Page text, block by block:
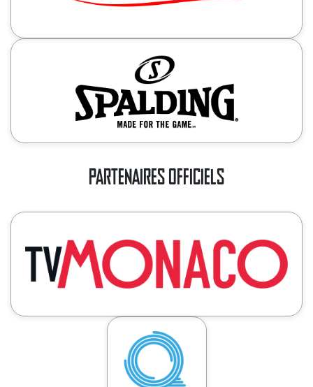
PARTENAIRES OFFICIELS